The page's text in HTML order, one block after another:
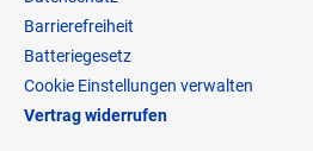
Barrierefreiheit
Batteriegesetz
Cookie Einstellungen verwalten
Vertrag widerrufen